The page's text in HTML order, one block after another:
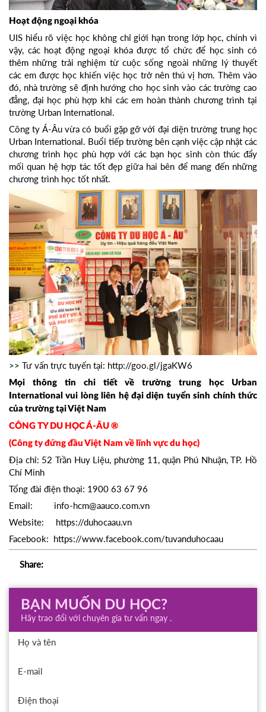
Hoạt động ngoại khóa
UIS hiểu rõ việc học không chỉ giới hạn trong lớp học, chính vì
vậy, các hoạt động ngoại khóa được tổ chức để học sinh có
thêm những trải nghiệm từ cuộc sống ngoài những lý thuyết
các em được học khiến việc học trở nên thú vị hơn. Thêm vào
đó, nhà trường sẽ định hướng cho học sinh vào các trường cao
đẳng, đại học phù hợp khi các em hoàn thành chương trình tại
trường Urban International.
Công ty Á-Âu vừa có buổi gặp gỡ với đại diện trường trung học
Urban International. Buổi tiếp trường bên cạnh việc cập nhật các
chương trình học phù hợp với các bạn học sinh còn thúc đẩy
mối quan hệ hợp tác tốt đẹp giữa hai bên để mang đến những
chương trình học tốt nhất.
>> Tư vấn trực tuyến tại: http://goo.gl/jgaKW6
Mọi thông tin chi tiết về trường trung học Urban
International vui lòng liên hệ đại diện tuyển sinh chính thức
của trường tại Việt Nam
CÔNG TY DU HỌC Á-ÂU ®
(Công ty đứng đầu Việt Nam về lĩnh vực du học)
Địa chỉ: 52 Trần Huy Liệu, phường 11, quận Phú Nhuận, TP. Hồ
Chí Minh
Tổng đài điện thoại: 1900 63 67 96
Email: info-hcm@aauco.com.vn
Website: https://duhocaau.vn
Facebook: https://www.facebook.com/tuvanduhocaau
Share:
BẠN MUỐN DU HỌC?
Hãy trao đổi với chuyên gia tư vấn ngay .
Họ và tên
E-mail
Điện thoại